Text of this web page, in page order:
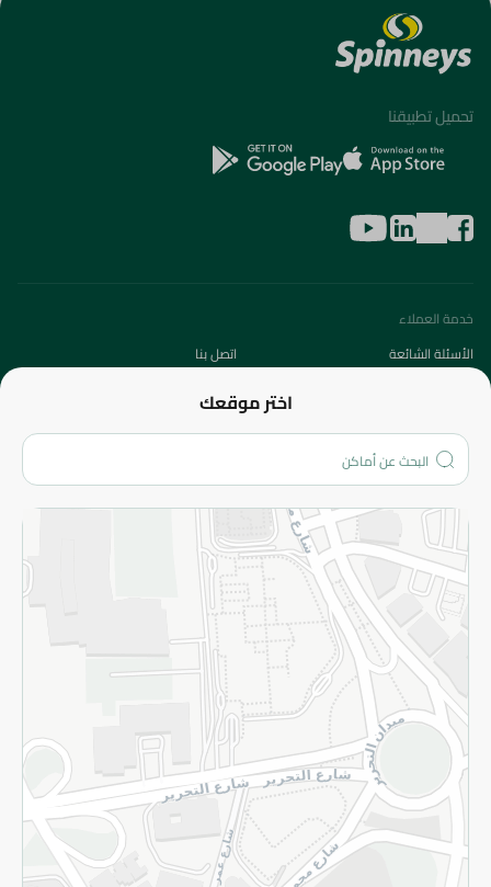
اختر موقعك
تحميل تطبيقنا
خدمة العملاء
الأسئلة الشائعة
اتصل بنا
من نحن؟
الفروع
المزيد
الاسترجاع
سياسة الاستخدام
سياسة الخصوصية
قم بالتسجيل للنشرة
©2026 - Spinneys | جميع الحقوق محفوظة